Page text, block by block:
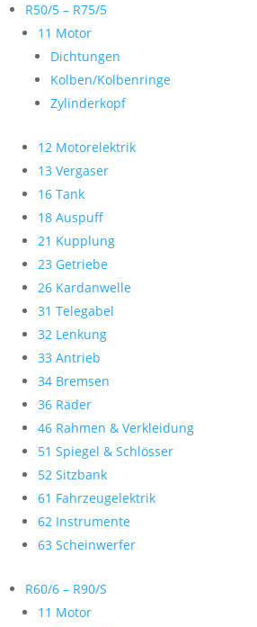
R50/5 – R75/5
11 Motor
Dichtungen
Kolben/Kolbenringe
Zylinderkopf
12 Motorelektrik
13 Vergaser
16 Tank
18 Auspuff
21 Kupplung
23 Getriebe
26 Kardanwelle
31 Telegabel
32 Lenkung
33 Antrieb
34 Bremsen
36 Räder
46 Rahmen & Verkleidung
51 Spiegel & Schlösser
52 Sitzbank
61 Fahrzeugelektrik
62 Instrumente
63 Scheinwerfer
R60/6 – R90/S
11 Motor